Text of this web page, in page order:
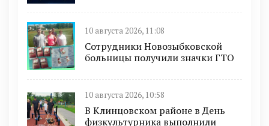
10 августа 2026, 11:08
Сотрудники Новозыбковской
больницы получили значки ГТО
10 августа 2026, 10:58
В Клинцовском районе в День
физкультурника выполнили